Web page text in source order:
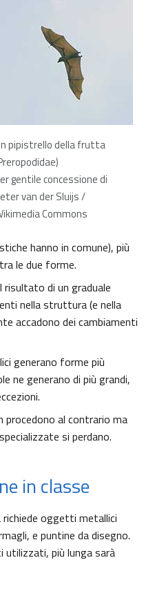
pipistrello della frutta
gentile concessione di
van der Sluijs /
Commons
hanno in comune), più
le due forme.
risultato di un graduale
nella struttura (e nella
accadono dei cambiamenti
generano forme più
ne generano di più grandi,
procedono al contrario ma
si perdano.
in classe
oggetti metallici
e puntine da disegno.
utilizzati, più lunga sarà